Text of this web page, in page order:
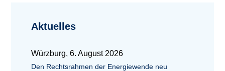
Aktuelles
Würzburg, 6. August 2026
Den Rechtsrahmen der Energiewende neu